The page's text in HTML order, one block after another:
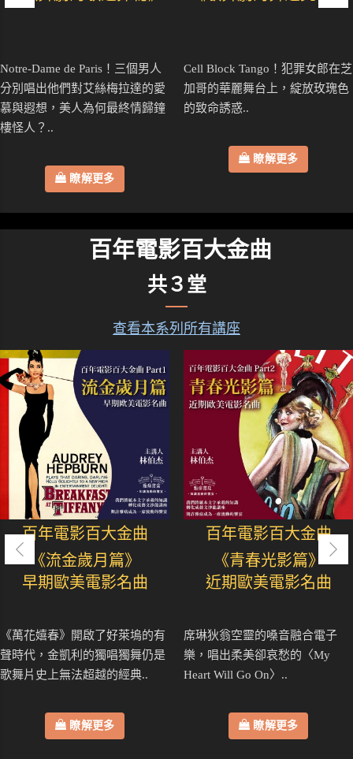
Notre-Dame de Paris！三個男人
分別唱出他們對艾絲梅拉達的愛
慕與遐想，美人為何最終情歸鐘
樓怪人？..
瞭解更多
Cell Block Tango！犯罪女郎在芝
加哥的華麗舞台上，綻放玫瑰色
的致命誘惑..
瞭解更多
百年電影百大金曲
共３堂
查看本系列所有講座
百年電影百大金曲
《流金歲月篇》
早期歐美電影名曲
《萬花嬉春》開啟了好萊塢的有
聲時代，金凱利的獨唱獨舞仍是
歌舞片史上無法超越的經典..
瞭解更多
百年電影百大金曲
《青春光影篇》
近期歐美電影名曲
席琳狄翁空靈的嗓音融合電子
樂，唱出柔美卻哀愁的〈My
Heart Will Go On〉..
瞭解更多